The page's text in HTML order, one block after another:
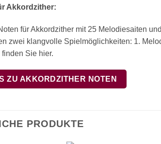
Akkordzither:
für Akkordzither mit 25 Melodiesaiten
zwei klangvolle Spielmöglichkeiten: 1.
finden Sie hier.
ZU AKKORDZITHER NOTEN
PRODUKTE